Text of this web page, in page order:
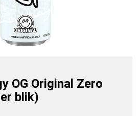
OG Original Zero
blik)